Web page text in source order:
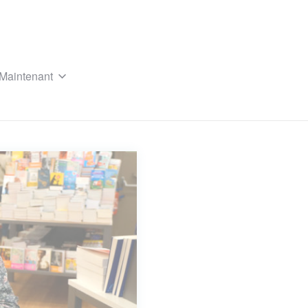
Maintenant